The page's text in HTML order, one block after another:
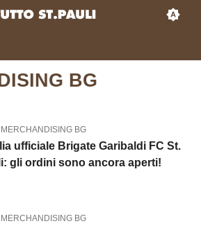
BG
BG
ufficiale Brigate Garibaldi FC St.
gli ordini sono ancora aperti!
BG